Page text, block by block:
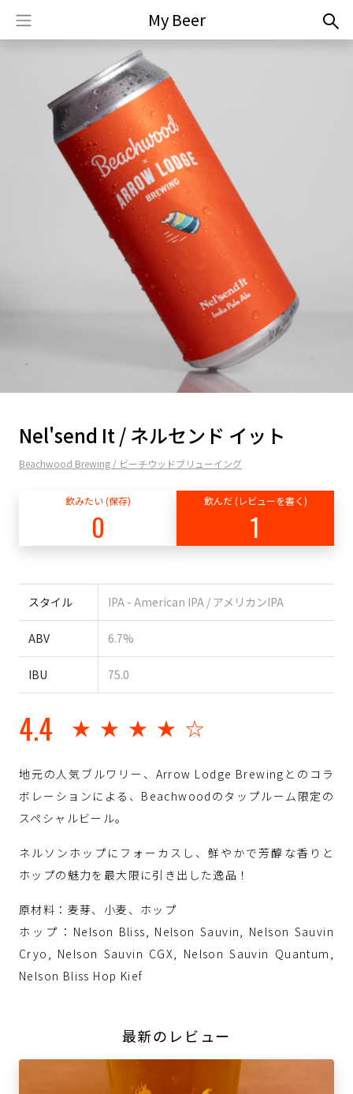
My Beer
Nel'send It / ネルセンド イット
Beachwood Brewing / ビーチウッドブリューイング
飲みたい (保存)
0
飲んだ (レビューを書く)
1
スタイル IPA - American IPA / アメリカンIPA
ABV 6.7%
IBU 75.0
4.4 ★★★★☆
地元の人気ブルワリー、Arrow Lodge Brewingとのコラ
ボレーションによる、Beachwoodのタップルーム限定の
スペシャルビール。
ネルソンホップにフォーカスし、鮮やかで芳醇な香りと
ホップの魅力を最大限に引き出した逸品！
原材料：麦芽、小麦、ホップ
ホップ：Nelson Bliss, Nelson Sauvin, Nelson Sauvin
Cryo, Nelson Sauvin CGX, Nelson Sauvin Quantum,
Nelson Bliss Hop Kief
最新のレビュー